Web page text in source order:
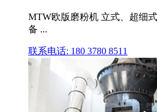
MTW欧版磨粉机 立式、超细
备 ...
联系电话: 180 3780 8511